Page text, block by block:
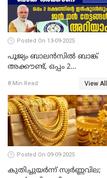
Posted On 13-09-2025
പൂജ്യം ബാലൻസിൽ ബാങ്ക്
അക്കൗണ്ട്, ഒപ്പം 2
ജൻ ധൻ നേട്ടങ്ങൾ അറിയാം
8 Min Read View All
Posted On 09-09-2025
കുതിച്ചുയർന്ന് സ്വർണ്ണവില;